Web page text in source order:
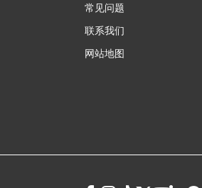
常见问题
联系我们
网站地图